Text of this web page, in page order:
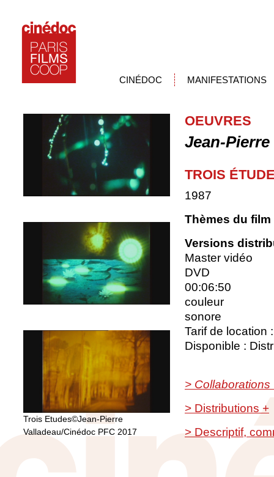
CINÉDOC MANIFESTATIONS
Trois Etudes©Jean-Pierre
Valladeau/Cinédoc PFC 2017
OEUVRES
Jean-
TROIS
1987
Thèmes du
Versions
Master vidéo
DVD
00:06:50
couleur
sonore
Tarif de location
Disponible :
> Collaborations
> Distributions +
> Descriptif,